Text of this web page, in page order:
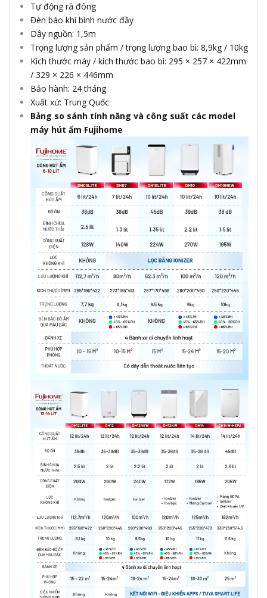
Tự động rã đông
Đèn báo khi bình nước đầy
Dây nguồn: 1,5m
Trọng lượng sản phẩm / trọng lượng bao bì: 8,9kg / 10kg
Kích thước máy / kích thước bao bì: 295 × 257 × 422mm
/ 329 × 226 × 446mm
Bảo hành: 24 tháng
Xuất xứ: Trung Quốc
Bảng so sánh tính năng và công suất các model
máy hút ẩm Fujihome